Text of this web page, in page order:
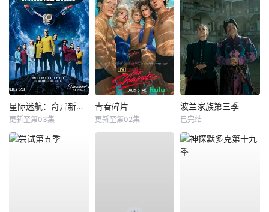
星际迷航：奇异新世界第四季
更新至第03集
青春碎片
更新至第02集
波兰家族第三季
已完结